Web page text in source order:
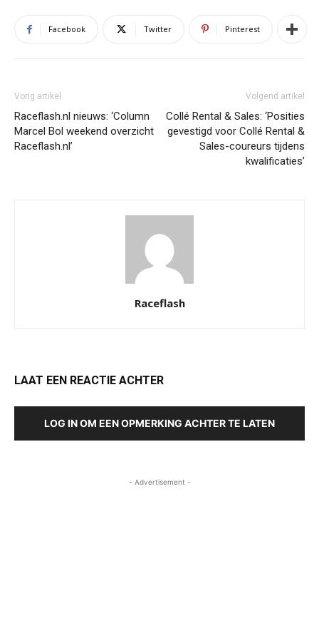
Facebook Twitter Pinterest
Vorig artikel
Raceflash.nl nieuws: ‘Column
Marcel Bol weekend overzicht
Raceflash.nl’
Volgend artikel
Collé Rental & Sales: ‘Posities
gevestigd voor Collé Rental &
Sales-coureurs tijdens
kwalificaties’
Raceflash
LAAT EEN REACTIE ACHTER
LOG IN OM EEN OPMERKING ACHTER TE LATEN
- Advertisement -